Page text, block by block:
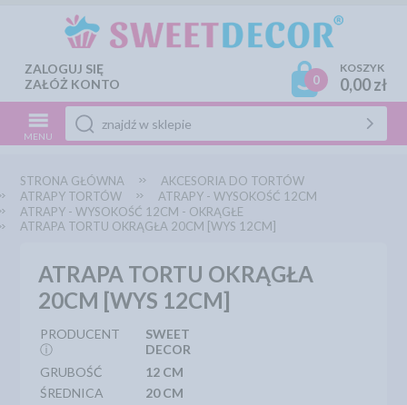
ZALOGUJ SIĘ
ZAŁÓŻ KONTO
0
KOSZYK
0,00 zł
MENU
STRONA GŁÓWNA
AKCESORIA DO TORTÓW
ATRAPY TORTÓW
ATRAPY - WYSOKOŚĆ 12CM
ATRAPY - WYSOKOŚĆ 12CM - OKRĄGŁE
ATRAPA TORTU OKRĄGŁA 20CM [WYS 12CM]
ATRAPA TORTU OKRĄGŁA
20CM [WYS 12CM]
PRODUCENT
ⓘ
SWEET
DECOR
GRUBOŚĆ
12 CM
ŚREDNICA
20 CM